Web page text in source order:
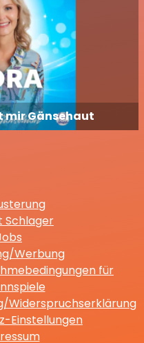
mir Gänsehaut
Schlager
Werbung
für
Widerspruchserklärung
Einstellungen